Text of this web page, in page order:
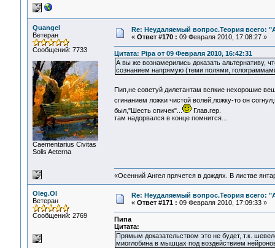
Quangel
Ветеран
Сообщений: 7733
Сaementarius Civitas
Solis Aeterna
Re: Неудаляемый вопрос.Теория всего:
« Ответ #170 : 09 Февраля 2010, 17:08:27 »
Цитата: Pipa от 09 Февраля 2010, 16:42:31
А вы же вознамерились доказать альтернативу,
сознанием напрямую (теми полями,
Пип,не советуй дилетантам всякие нехорошие
сгинанием ложки чистой волей,ложку-то он
был,"Шесть спичек"...
Глав.гер.
там надорвался в конце помнится...
«Осенний Ангел прячется в дождях. В листве
Oleg.Ol
Ветеран
Сообщений: 2769
Re: Неудаляемый вопрос.Теория всего:
« Ответ #171 : 09 Февраля 2010, 17:09:33 »
Пипа
Цитата:
Прямым доказательством это не будет, т.к.
миоглобина в мышцах под воздействием